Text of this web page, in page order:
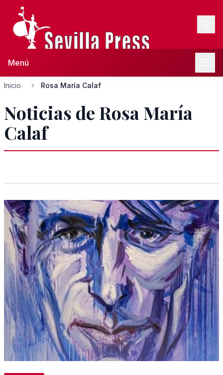
Menú
Inicio Rosa María Calaf
Noticias de Rosa María
Calaf